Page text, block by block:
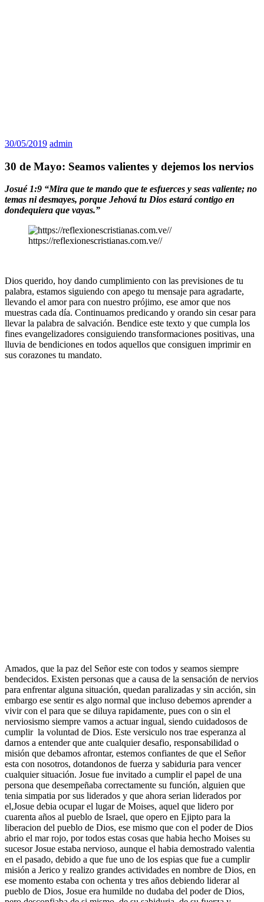
30/05/2019 admin
30 de Mayo: Seamos valientes y dejemos los nervios
Josué 1:9 “Mira que te mando que te esfuerces y seas valiente; no
temas ni desmayes, porque Jehová tu Dios estará contigo en
dondequiera que vayas.”
https://reflexionescristianas.com.ve//
Dios querido, hoy dando cumplimiento con las previsiones de tu
palabra, estamos siguiendo con apego tu mensaje para agradarte,
llevando el amor para con nuestro prójimo, ese amor que nos
muestras cada día. Continuamos predicando y orando sin cesar para
llevar la palabra de salvación. Bendice este texto y que cumpla los
fines evangelizadores consiguiendo transformaciones positivas, una
lluvia de bendiciones en todos aquellos que consiguen imprimir en
sus corazones tu mandato.
Amados, que la paz del Señor este con todos y seamos siempre
bendecidos. Existen personas que a causa de la sensación de nervios
para enfrentar alguna situación, quedan paralizadas y sin acción, sin
embargo ese sentir es algo normal que incluso debemos aprender a
vivir con el para que se diluya rapidamente, pues con o sin el
nerviosismo siempre vamos a actuar ingual, siendo cuidadosos de
cumplir la voluntad de Dios. Este versiculo nos trae esperanza al
darnos a entender que ante cualquier desafio, responsabilidad o
misión que debamos afrontar, estemos confiantes de que el Señor
esta con nosotros, dotandonos de fuerza y sabiduria para vencer
cualquier situación. Josue fue invitado a cumplir el papel de una
persona que desempeñaba correctamente su función, alguien que
tenia simpatia por sus liderados y que ahora serian liderados por
el,Josue debia ocupar el lugar de Moises, aquel que lidero por
cuarenta años al pueblo de Israel, que opero en Ejipto para la
liberacion del pueblo de Dios, ese mismo que con el poder de Dios
abrio el mar rojo, por todos estas cosas que habia hecho Moises su
sucesor Josue estaba nervioso, aunque el habia demostrado valentia
en el pasado, debido a que fue uno de los espias que fue a cumplir
misión a Jerico y realizo grandes actividades en nombre de Dios, en
ese momento estaba con ochenta y tres años debiendo liderar al
pueblo de Dios, Josue era humilde no dudaba del poder de Dios,